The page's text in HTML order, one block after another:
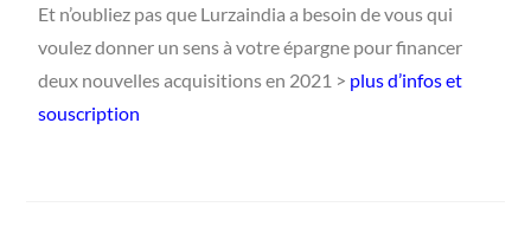
Et n’oubliez pas que Lurzaindia a besoin de vous qui
voulez donner un sens à votre épargne pour financer
deux nouvelles acquisitions en 2021 > plus d’infos et
souscription